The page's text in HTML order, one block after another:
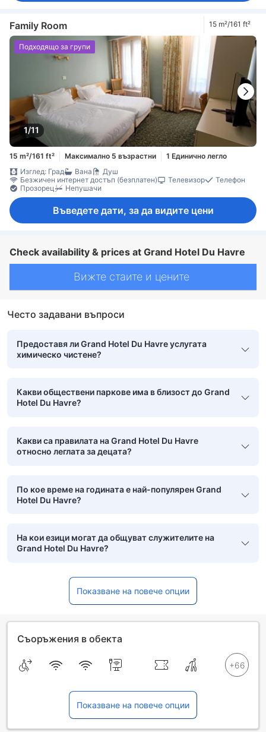
Family Room 15 m²/161 ft²
1/11
Подходящо за групи
15 m²/161 ft² Максимално 5 възрастни
1 Единично легло
Изглед: Град
Вана
Душ
Безжичен интернет достъп (безплатен)
Телевизор
Телефон
Прозорец
Непушачи
Въведете дати, за да видите цени
Check availability & prices at Grand Hotel Du Havre
Вижте стаите и цените
Често задавани въпроси
Предоставя ли Grand Hotel Du Havre услугата
химическо чистене?
Какви обществени паркове има в близост до Grand
Hotel Du Havre?
Какви са правилата на Grand Hotel Du Havre
относно леглата за децата?
По кое време на годината е най-популярен Grand
Hotel Du Havre?
На кои езици могат да общуват служителите на
Grand Hotel Du Havre?
Показване на повече опции
Съоръжения в обекта
Показване на повече опции